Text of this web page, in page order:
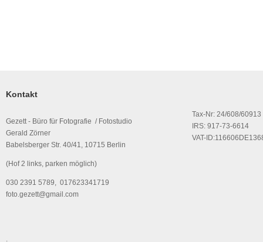
Kontakt
Gezett - Büro für Fotografie / Fotostudio
Gerald Zörner
Babelsberger Str. 40/41, 10715 Berlin
(Hof 2 links, parken möglich)
030 2391 5789, 017623341719
foto.gezett@gmail.com
Tax-Nr: 24/608/60913
IRS: 917-73-6614
VAT-
.